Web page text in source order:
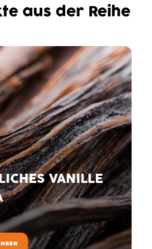
aus der Reihe
VANILLE